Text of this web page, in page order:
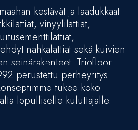
kestävät ja laadukkaat
vinyylilattiat,
nahkalattiat sekä kuivien
seinärakenteet. Triofloor
perustettu perheyritys.
tukee koko
lopulliselle kuluttajalle.